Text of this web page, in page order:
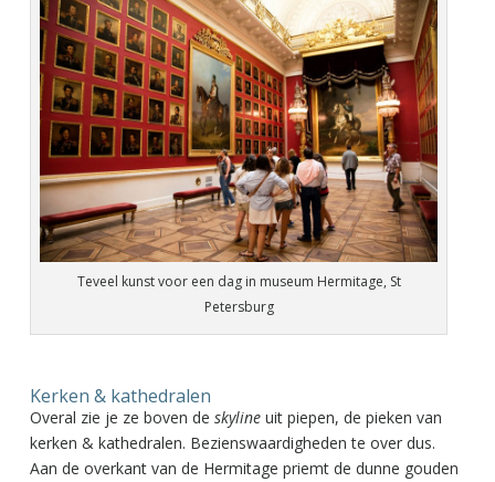
Teveel kunst voor een dag in museum Hermitage, St
Petersburg
Kerken & kathedralen
Overal zie je ze boven de skylineuit piepen, de pieken van
kerken & kathedralen. Bezienswaardigheden te over dus.
Aan de overkant van de Hermitage priemt de dunne gouden